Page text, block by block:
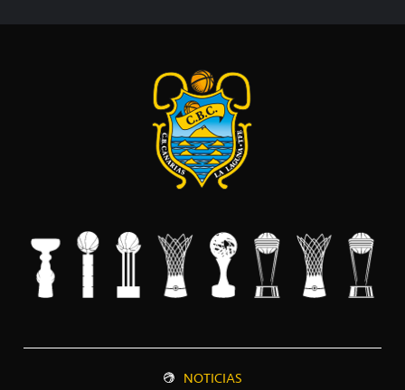
NOTICIAS